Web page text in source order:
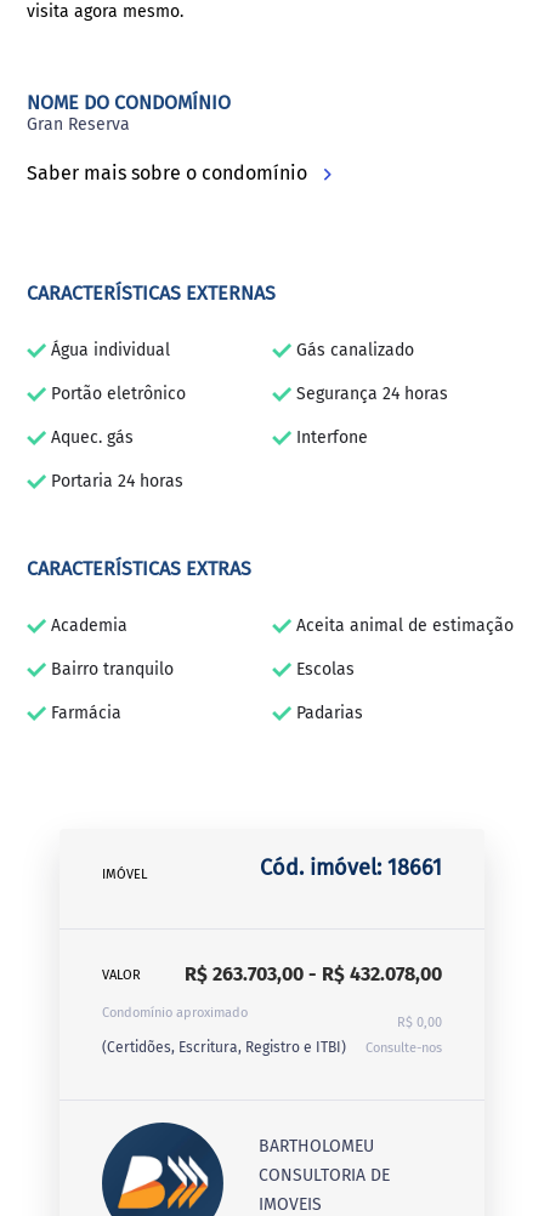
visita agora mesmo.
NOME DO CONDOMÍNIO
Gran Reserva
Saber mais sobre o condomínio
CARACTERÍSTICAS EXTERNAS
Água individual Gás canalizado
Portão eletrônico Segurança 24 horas
Aquec. gás Interfone
Portaria 24 horas
CARACTERÍSTICAS EXTRAS
Academia Aceita animal de estimação
Bairro tranquilo Escolas
Farmácia Padarias
IMÓVEL Cód. imóvel: 18661
VALOR R$ 263.703,00 - R$ 432.078,00
Condomínio aproximado
R$ 0,00
(Certidões, Escritura, Registro e ITBI) Consulte-nos
BARTHOLOMEU
CONSULTORIA DE
IMOVEIS